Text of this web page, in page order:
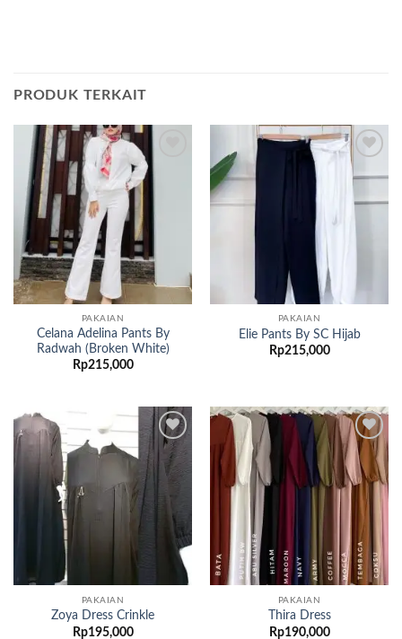
PRODUK TERKAIT
PAKAIAN
Celana Adelina Pants By
Radwah (Broken White)
Rp215,000
Add to
wishlist
PAKAIAN
Elie Pants By SC Hijab
Rp215,000
Add to
wishlist
PAKAIAN
Zoya Dress Crinkle
Rp195,000
Add to
wishlist
PAKAIAN
Thira Dress
Rp190,000